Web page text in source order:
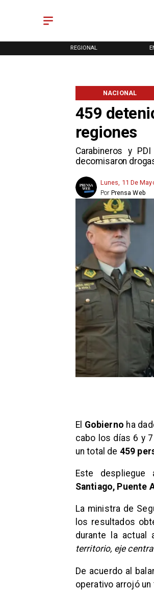
REGIONAL
459
regiones
Carabineros y
decomisaron
NACIONAL
Lunes, 11 De
Prensa Web
Por
El Gobierno ha
cabo los días 6 y
un total de 459
Este despliegue
Santiago, Puente
La ministra de
los resultados
durante la actual
territorio, eje
De acuerdo al
operativo arrojó un